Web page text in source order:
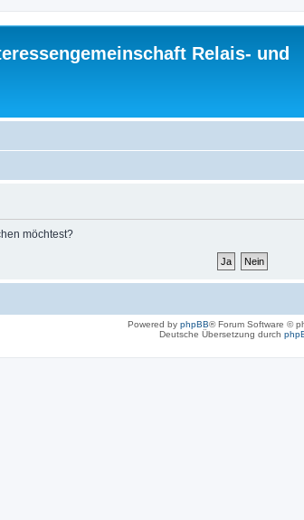
Relais- und
möchtest?
Powered by phpBB® Forum Software ©
Deutsche Übersetzung durch